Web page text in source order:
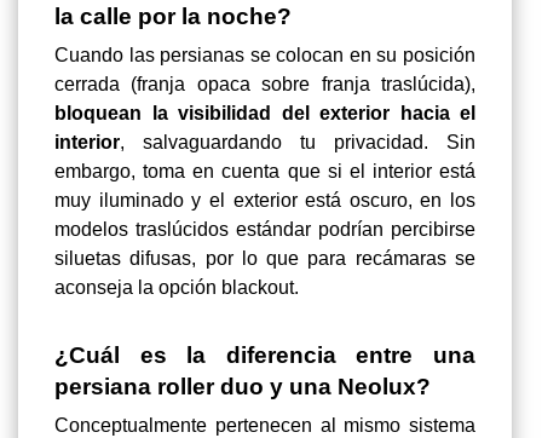
la calle por la noche?
Cuando las persianas se colocan en su posición
cerrada (franja opaca sobre franja traslúcida),
bloquean la visibilidad del exterior hacia el
interior, salvaguardando tu privacidad. Sin
embargo, toma en cuenta que si el interior está
muy iluminado y el exterior está oscuro, en los
modelos traslúcidos estándar podrían percibirse
siluetas difusas, por lo que para recámaras se
aconseja la opción blackout.
¿Cuál es la diferencia entre una
persiana roller duo y una Neolux?
Conceptualmente pertenecen al mismo sistema